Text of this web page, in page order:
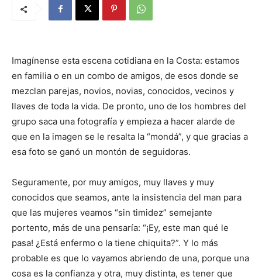
Imagínense esta escena cotidiana en la Costa: estamos
en familia o en un combo de amigos, de esos donde se
mezclan parejas, novios, novias, conocidos, vecinos y
llaves de toda la vida. De pronto, uno de los hombres del
grupo saca una fotografía y empieza a hacer alarde de
que en la imagen se le resalta la “mondá”, y que gracias a
esa foto se ganó un montón de seguidoras.
Seguramente, por muy amigos, muy llaves y muy
conocidos que seamos, ante la insistencia del man para
que las mujeres veamos “sin timidez” semejante
portento, más de una pensaría: “¡Ey, este man qué le
pasa! ¿Está enfermo o la tiene chiquita?”. Y lo más
probable es que lo vayamos abriendo de una, porque una
cosa es la confianza y otra, muy distinta, es tener que